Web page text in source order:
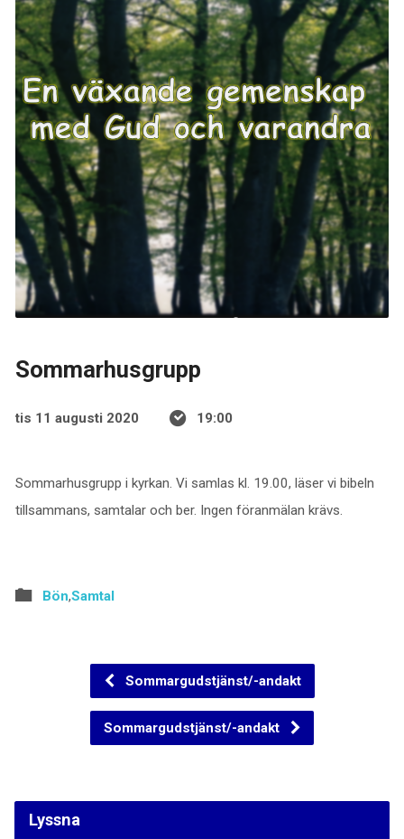
Sommarhusgrupp
tis 11 augusti 2020 19:00
Sommarhusgrupp i kyrkan. Vi samlas kl. 19.00, läser vi bibeln
tillsammans, samtalar och ber. Ingen föranmälan krävs.
Bön,Samtal
Sommargudstjänst/-andakt
Sommargudstjänst/-andakt
Lyssna